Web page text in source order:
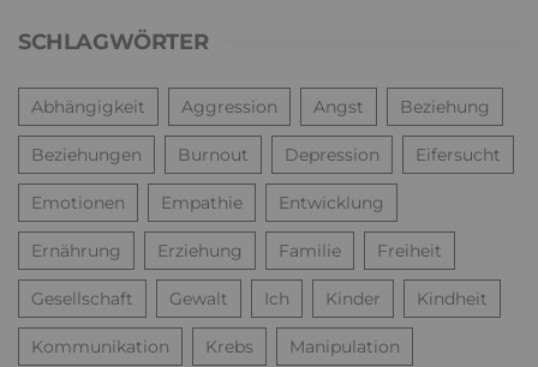
SCHLAGWÖRTER
Abhängigkeit Aggression Angst Beziehung
Beziehungen Burnout Depression Eifersucht
Emotionen Empathie Entwicklung
Ernährung Erziehung Familie Freiheit
Gesellschaft Gewalt Ich Kinder Kindheit
Kommunikation Krebs Manipulation